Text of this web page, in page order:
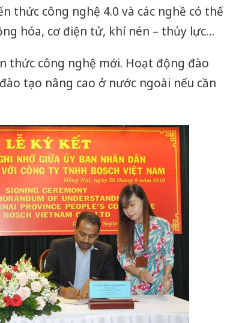
thức công nghệ 4.0 và các nghề có thế
hóa, cơ điện tử, khí nén – thủy lực…
thức công nghệ mới. Hoạt động đào
tạo nâng cao ở nước ngoài nếu cần